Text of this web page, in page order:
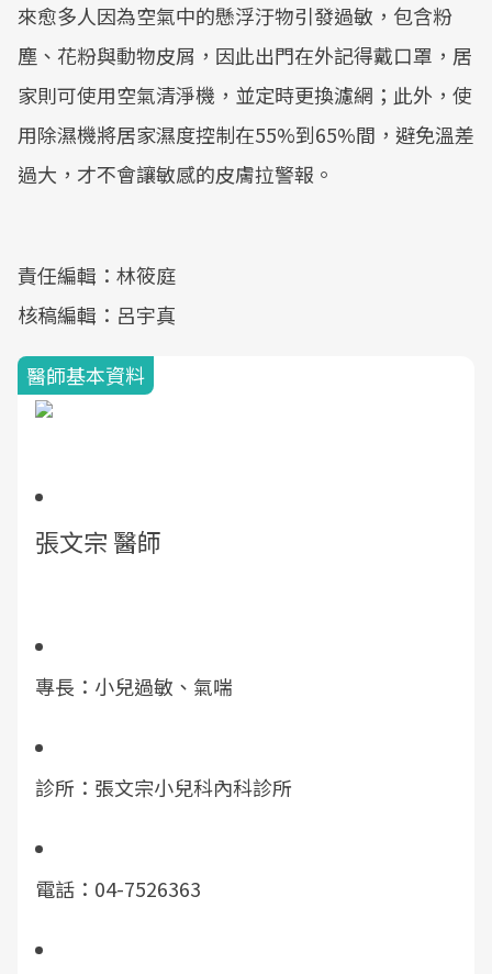
來愈多人因為空氣中的懸浮汙物引發過敏，包含粉
塵、花粉與動物皮屑，因此出門在外記得戴口罩，居
家則可使用空氣清淨機，並定時更換濾網；此外，使
用除濕機將居家濕度控制在55%到65%間，避免溫差
過大，才不會讓敏感的皮膚拉警報。
責任編輯：林筱庭
核稿編輯：呂宇真
醫師基本資料
張文宗 醫師
專長：小兒過敏、氣喘
診所：張文宗小兒科內科診所
電話：04-7526363